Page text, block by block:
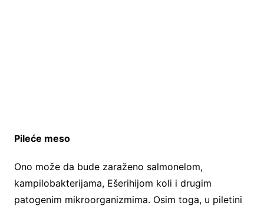
Pileće meso
Ono može da bude zaraženo salmonelom,
kampilobakterijama, Ešerihijom koli i drugim
patogenim mikroorganizmima. Osim toga, u piletini